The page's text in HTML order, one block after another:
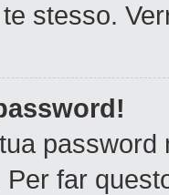
stesso.
far